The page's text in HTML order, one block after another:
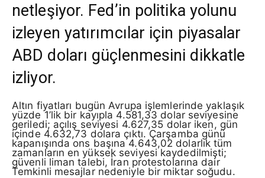
netleşiyor. Fed’in politika yolunu
izleyen yatırımcılar için piyasalar
ABD doları güçlenmesini dikkatle
izliyor.
Altın fiyatları bugün Avrupa işlemlerinde yaklaşık
yüzde 1’lik bir kayıpla 4.581,33 dolar seviyesine
geriledi; açılış seviyesi 4.627,35 dolar iken, gün
içinde 4.632,73 dolara çıktı. Çarşamba günü
kapanışında ons başına 4.643,02 dolarlık tüm
zamanların en yüksek seviyesi kaydedilmişti;
güvenli liman talebi, İran protestolarına dair
Temkinli mesajlar nedeniyle bir miktar soğudu.